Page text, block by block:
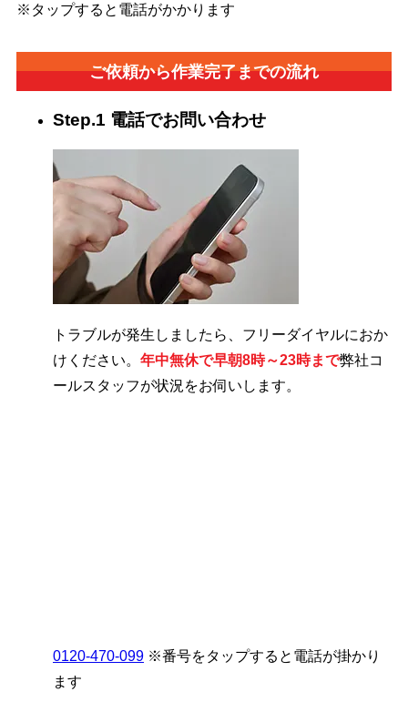
※タップすると電話がかかります
ご依頼から作業完了までの流れ
Step.1 電話でお問い合わせ
トラブルが発生しましたら、フリーダイヤルにおか
けください。 年中無休で早朝8時～23時まで弊社コ
ールスタッフが状況をお伺いします。
0120-470-099 ※番号をタップすると電話が掛かり
ます